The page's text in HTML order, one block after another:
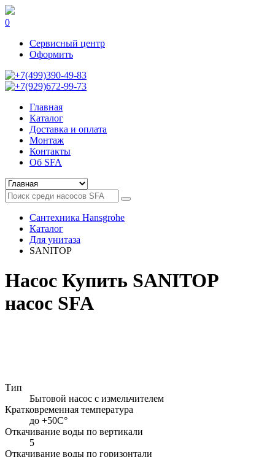
0
Сервисный центр
Оформить
+7(499)390-49-83
+7(929)672-99-73
Главная
Каталог
Доставка и оплата
Монтаж
Контакты
Об SFA
Сантехника Hansgrohe
Каталог
Для унитаза
SANITOP
Насос Купить SANITOP
насос SFA
Тип
Бытовой насос с измельчителем
Кратковременная температура
до +50С°
Откачивание воды по вертикали
5
Откачивание воды по горизонтали